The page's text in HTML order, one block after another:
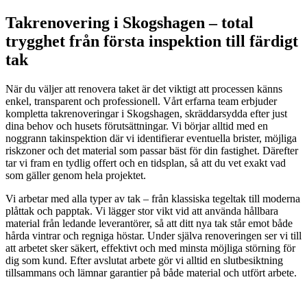
Takrenovering i Skogshagen – total
trygghet från första inspektion till färdigt
tak
När du väljer att renovera taket är det viktigt att processen känns
enkel, transparent och professionell. Vårt erfarna team erbjuder
kompletta takrenoveringar i Skogshagen, skräddarsydda efter just
dina behov och husets förutsättningar. Vi börjar alltid med en
noggrann takinspektion där vi identifierar eventuella brister, möjliga
riskzoner och det material som passar bäst för din fastighet. Därefter
tar vi fram en tydlig offert och en tidsplan, så att du vet exakt vad
som gäller genom hela projektet.
Vi arbetar med alla typer av tak – från klassiska tegeltak till moderna
plåttak och papptak. Vi lägger stor vikt vid att använda hållbara
material från ledande leverantörer, så att ditt nya tak står emot både
hårda vintrar och regniga höstar. Under själva renoveringen ser vi till
att arbetet sker säkert, effektivt och med minsta möjliga störning för
dig som kund. Efter avslutat arbete gör vi alltid en slutbesiktning
tillsammans och lämnar garantier på både material och utfört arbete.